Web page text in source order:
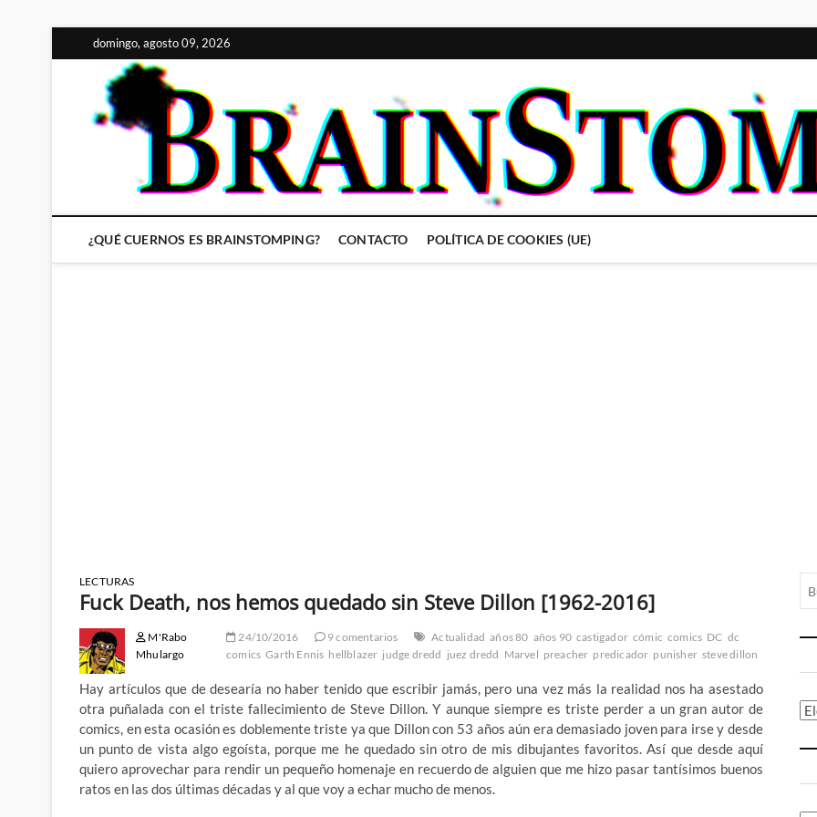
al
contenido
domingo, agosto 09, 2026
¿QUÉ CUERNOS ES BRAINSTOMPING? CONTACTO POLÍTICA DE COOKIES (UE)
LECTURAS
Fuck Death, nos hemos quedado sin Steve Dillon [1962-2016]
M'Rabo
Mhulargo
24/10/2016 9 comentarios Actualidad años 80 años 90 castigador cómic comics DC dc
comics Garth Ennis hellblazer judge dredd juez dredd Marvel preacher predicador punisher steve dillon
Hay artículos que de desearía no haber tenido que escribir jamás, pero una vez más la realidad nos ha asestado
otra puñalada con el triste fallecimiento de Steve Dillon. Y aunque siempre es triste perder a un gran autor de
comics, en esta ocasión es doblemente triste ya que Dillon con 53 años aún era demasiado joven para irse y desde
un punto de vista algo egoísta, porque me he quedado sin otro de mis dibujantes favoritos. Así que desde aquí
quiero aprovechar para rendir un pequeño homenaje en recuerdo de alguien que me hizo pasar tantísimos buenos
ratos en las dos últimas décadas y al que voy a echar mucho de menos.